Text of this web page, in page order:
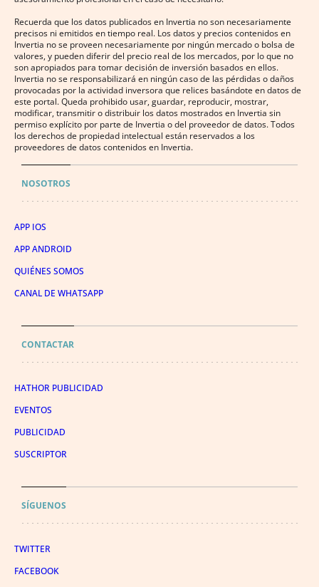
Recuerda que los datos publicados en Invertia no son necesariamente
precisos ni emitidos en tiempo real. Los datos y precios contenidos en
Invertia no se proveen necesariamente por ningún mercado o bolsa de
valores, y pueden diferir del precio real de los mercados, por lo que no
son apropiados para tomar decisión de inversión basados en ellos.
Invertia no se responsabilizará en ningún caso de las pérdidas o daños
provocadas por la actividad inversora que relices basándote en datos de
este portal. Queda prohibido usar, guardar, reproducir, mostrar,
modificar, transmitir o distribuir los datos mostrados en Invertia sin
permiso explícito por parte de Invertia o del proveedor de datos. Todos
los derechos de propiedad intelectual están reservados a los
proveedores de datos contenidos en Invertia.
NOSOTROS
APP IOS
APP ANDROID
QUIÉNES SOMOS
CANAL DE WHATSAPP
CONTACTAR
HATHOR PUBLICIDAD
EVENTOS
PUBLICIDAD
SUSCRIPTOR
SÍGUENOS
TWITTER
FACEBOOK